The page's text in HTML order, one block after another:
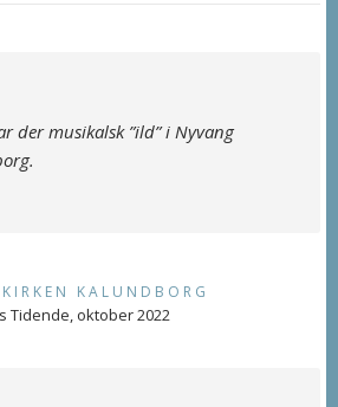
der musikalsk ”ild” i Nyvang
KALUNDBORG
Tidende, oktober 2022